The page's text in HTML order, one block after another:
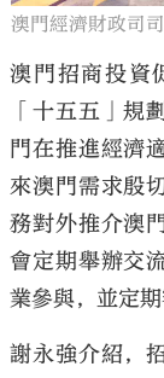
澳門經濟財政司
澳門招商投資
「十五五」規
門在推進經濟
來澳門需求殷
務對外推介澳
會定期舉辦交
業參與，並定期
謝永強介紹，